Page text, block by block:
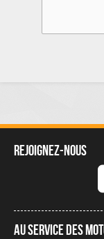
Rejoignez-nous
Au service des